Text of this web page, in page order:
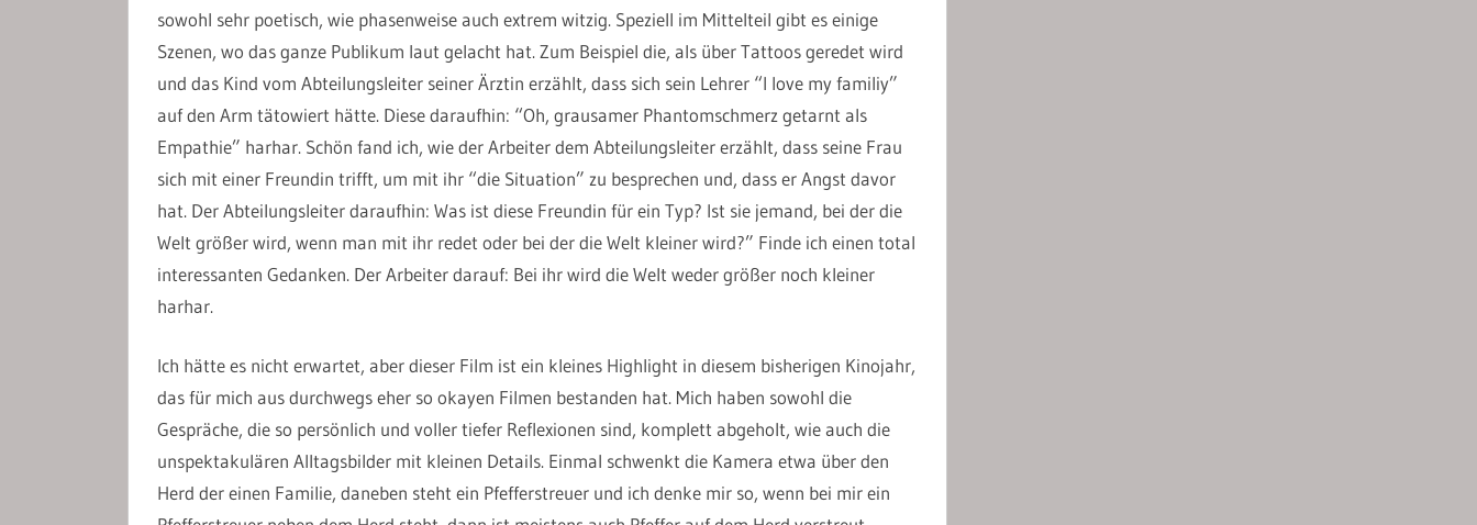
sowohl sehr poetisch, wie phasenweise auch extrem witzig. Speziell im Mittelteil gibt es einige
Szenen, wo das ganze Publikum laut gelacht hat. Zum Beispiel die, als über Tattoos geredet wird
und das Kind vom Abteilungsleiter seiner Ärztin erzählt, dass sich sein Lehrer “I love my familiy”
auf den Arm tätowiert hätte. Diese daraufhin: “Oh, grausamer Phantomschmerz getarnt als
Empathie” harhar. Schön fand ich, wie der Arbeiter dem Abteilungsleiter erzählt, dass seine Frau
sich mit einer Freundin trifft, um mit ihr “die Situation” zu besprechen und, dass er Angst davor
hat. Der Abteilungsleiter daraufhin: Was ist diese Freundin für ein Typ? Ist sie jemand, bei der die
Welt größer wird, wenn man mit ihr redet oder bei der die Welt kleiner wird?” Finde ich einen total
interessanten Gedanken. Der Arbeiter darauf: Bei ihr wird die Welt weder größer noch kleiner
harhar.
Ich hätte es nicht erwartet, aber dieser Film ist ein kleines Highlight in diesem bisherigen Kinojahr,
das für mich aus durchwegs eher so okayen Filmen bestanden hat. Mich haben sowohl die
Gespräche, die so persönlich und voller tiefer Reflexionen sind, komplett abgeholt, wie auch die
unspektakulären Alltagsbilder mit kleinen Details. Einmal schwenkt die Kamera etwa über den
Herd der einen Familie, daneben steht ein Pfefferstreuer und ich denke mir so, wenn bei mir ein